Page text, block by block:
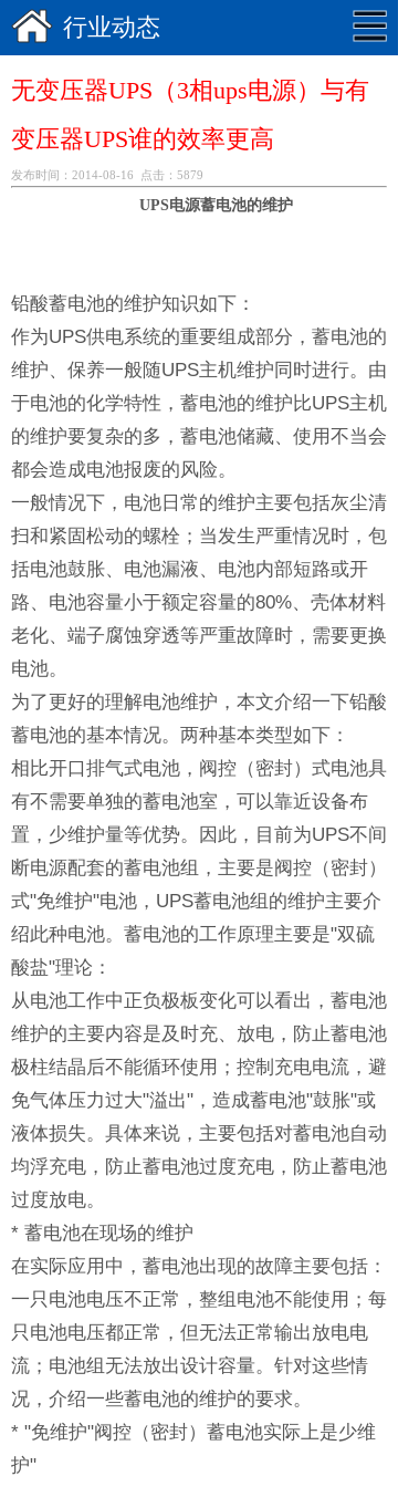
行业动态
无变压器UPS（3相ups电源）与有
变压器UPS谁的效率更高
发布时间：2014-08-16 点击：5879
UPS电源蓄电池的维护
铅酸蓄电池的维护知识如下：
作为UPS供电系统的重要组成部分，蓄电池的
维护、保养一般随UPS主机维护同时进行。由
于电池的化学特性，蓄电池的维护比UPS主机
的维护要复杂的多，蓄电池储藏、使用不当会
都会造成电池报废的风险。
一般情况下，电池日常的维护主要包括灰尘清
扫和紧固松动的螺栓；当发生严重情况时，包
括电池鼓胀、电池漏液、电池内部短路或开
路、电池容量小于额定容量的80%、壳体材料
老化、端子腐蚀穿透等严重故障时，需要更换
电池。
为了更好的理解电池维护，本文介绍一下铅酸
蓄电池的基本情况。两种基本类型如下：
相比开口排气式电池，阀控（密封）式电池具
有不需要单独的蓄电池室，可以靠近设备布
置，少维护量等优势。因此，目前为UPS不间
断电源配套的蓄电池组，主要是阀控（密封）
式"免维护"电池，UPS蓄电池组的维护主要介
绍此种电池。蓄电池的工作原理主要是"双硫
酸盐"理论：
从电池工作中正负极板变化可以看出，蓄电池
维护的主要内容是及时充、放电，防止蓄电池
极柱结晶后不能循环使用；控制充电电流，避
免气体压力过大"溢出"，造成蓄电池"鼓胀"或
液体损失。具体来说，主要包括对蓄电池自动
均浮充电，防止蓄电池过度充电，防止蓄电池
过度放电。
* 蓄电池在现场的维护
在实际应用中，蓄电池出现的故障主要包括：
一只电池电压不正常，整组电池不能使用；每
只电池电压都正常，但无法正常输出放电电
流；电池组无法放出设计容量。针对这些情
况，介绍一些蓄电池的维护的要求。
* "免维护"阀控（密封）蓄电池实际上是少维
护"